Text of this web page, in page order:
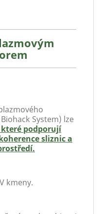
System) lze
podporují
sliznic a
kmeny.